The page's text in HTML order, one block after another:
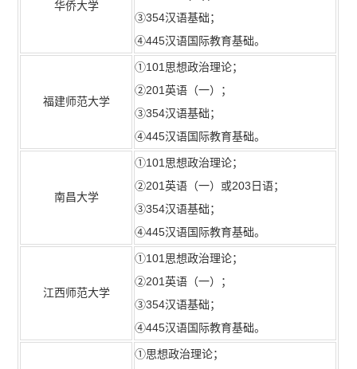
华侨大学
③354汉语基础；
④445汉语国际教育基础。
福建师范大学
①101思想政治理论；
②201英语（一）；
③354汉语基础；
④445汉语国际教育基础。
南昌大学
①101思想政治理论；
②201英语（一）或203日语；
③354汉语基础；
④445汉语国际教育基础。
江西师范大学
①101思想政治理论；
②201英语（一）；
③354汉语基础；
④445汉语国际教育基础。
①思想政治理论；